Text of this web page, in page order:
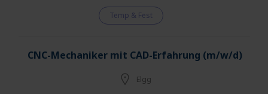
Temp & Fest
CNC-Mechaniker mit CAD-Erfahrung (m/w/d)
Elgg